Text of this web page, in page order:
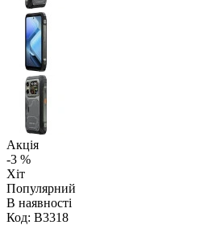
Акція
-3 %
Хіт
Популярний
В наявності
Код: B3318